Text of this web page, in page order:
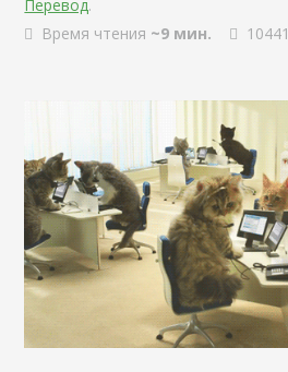
Перевод.
Время чтения ~9 мин. 10441